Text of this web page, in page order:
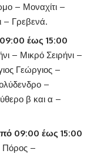
– Μοναχίτι –
– Γρεβενά.
έως 15:00
– Μικρό Σειρήνι –
Γεώργιος –
–
β και α –
09:00 έως 15:00
Πόρος –